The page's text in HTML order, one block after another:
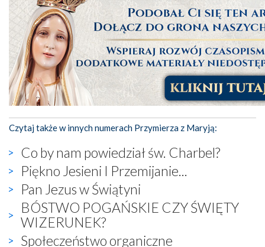
Czytaj także w innych numerach Przymierza z Maryją:
Co by nam powiedział św. Charbel?
Piękno Jesieni I Przemijanie...
Pan Jezus w Świątyni
BÓSTWO POGAŃSKIE CZY ŚWIĘTY
WIZERUNEK?
Społeczeństwo organiczne